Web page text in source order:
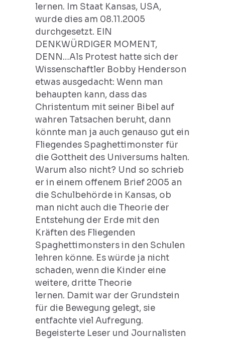
lernen. Im Staat Kansas, USA,
wurde dies am 08.11.2005
durchgesetzt. EIN
DENKWÜRDIGER MOMENT,
DENN…Als Protest hatte sich der
Wissenschaftler Bobby Henderson
etwas ausgedacht: Wenn man
behaupten kann, dass das
Christentum mit seiner Bibel auf
wahren Tatsachen beruht, dann
könnte man ja auch genauso gut ein
Fliegendes Spaghettimonster für
die Gottheit des Universums halten.
Warum also nicht? Und so schrieb
er in einem offenem Brief 2005 an
die Schulbehörde in Kansas, ob
man nicht auch die Theorie der
Entstehung der Erde mit den
Kräften des Fliegenden
Spaghettimonsters in den Schulen
lehren könne. Es würde ja nicht
schaden, wenn die Kinder eine
weitere, dritte Theorie
lernen. Damit war der Grundstein
für die Bewegung gelegt, sie
entfachte viel Aufregung.
Begeisterte Leser und Journalisten